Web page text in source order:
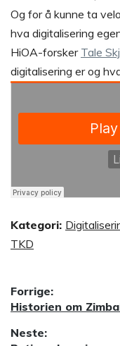
Og for å kunne ta
hva digitalisering
HiOA-forsker Tale
digitalisering er og
Kategori:
TKD
Forrige:
Forrige
Historien om
Neste: